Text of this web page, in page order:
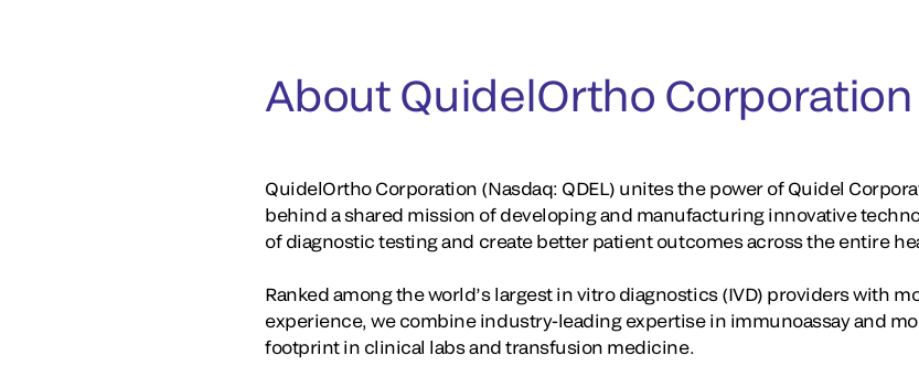
About QuidelOrtho Corporation
QuidelOrtho Corporation (Nasdaq: QDEL) unites the power of Quidel
behind a shared mission of developing and manufacturing innovative
of diagnostic testing and create better patient outcomes across the entire
Ranked among the world’s largest in vitro diagnostics (IVD) providers with
experience, we combine industry-leading expertise in immunoassay and
footprint in clinical labs and transfusion medicine.